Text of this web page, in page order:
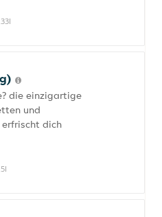
die einzigartige
und
erfrischt dich